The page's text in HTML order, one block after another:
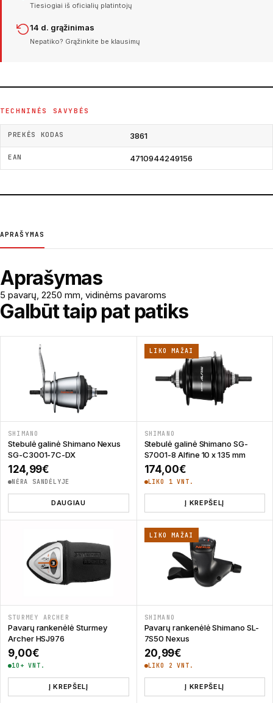
Tiesiogiai iš oficialių platintojų
14 d. grąžinimas
Nepatiko? Grąžinkite be klausimų
TECHNINĖS SAVYBĖS
PREKĖS KODAS 3861
EAN 4710944249156
APRAŠYMAS
Aprašymas
5 pavarų, 2250 mm, vidinėms pavaroms
Galbūt taip pat patiks
SHIMANO
Stebulė galinė Shimano Nexus
SG-C3001-7C-DX
124,99€
NĖRA SANDĖLYJE
DAUGIAU
LIKO MAŽAI
SHIMANO
Stebulė galinė Shimano SG-
S7001-8 Alfine 10 x 135 mm
174,00€
LIKO 1 VNT.
Į KREPŠELĮ
STURMEY ARCHER
Pavarų rankenėlė Sturmey
Archer HSJ976
9,00€
10+ VNT.
Į KREPŠELĮ
LIKO MAŽAI
SHIMANO
Pavarų rankenėlė Shimano SL-
7S50 Nexus
20,99€
LIKO 2 VNT.
Į KREPŠELĮ